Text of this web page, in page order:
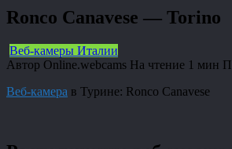
Ronco Canavese — Torino
Веб-камеры Италии
Автор Online.webcams На чтение 1 мин
Веб-камера в Турине: Ronco Canavese